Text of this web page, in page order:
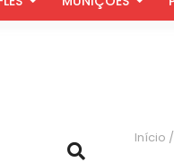
Início /